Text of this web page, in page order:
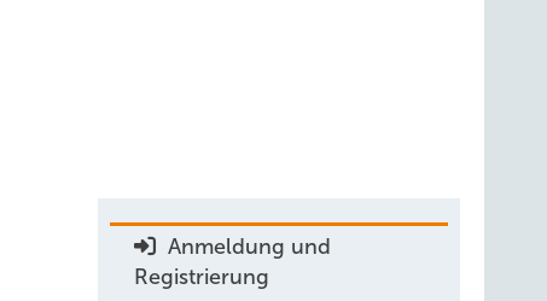
Anmeldung und
Registrierung